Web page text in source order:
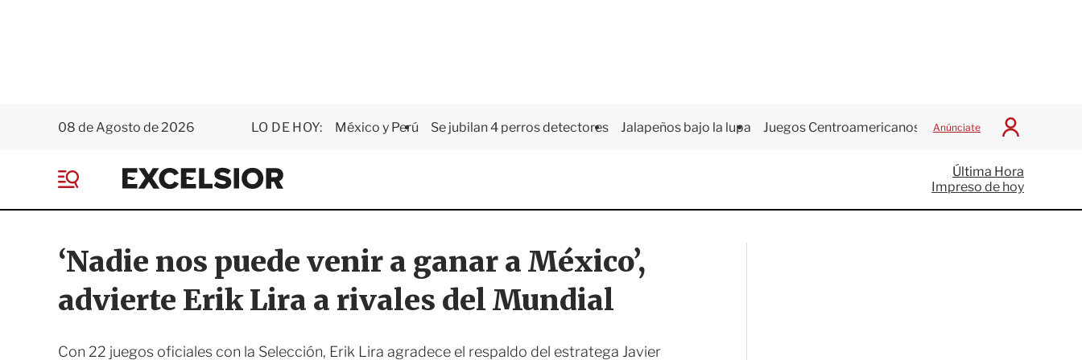
08 de Agosto de 2026 LO DE HOY: México y Perú Se jubilan 4 perros detectores Jalapeños bajo la lupa Juegos Centroamericanos Anúnciate
I
c
i
a
E
x
e
i
o
r
e
Última Hora
Impreso de hoy
‘Nadie nos puede venir a ganar a México’,
advierte Erik Lira a rivales del Mundial
Con 22 juegos oficiales con la Selección, Erik Lira agradece el respaldo del estratega Javier